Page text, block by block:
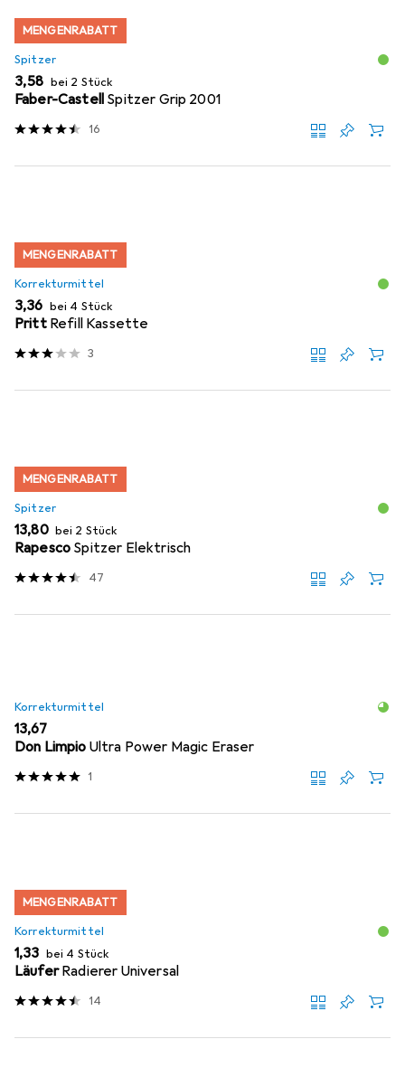
MENGENRABATT
Spitzer
EUR
3,58 bei 2 Stück
Faber-Castell Spitzer Grip 2001
16
MENGENRABATT
Korrekturmittel
EUR
3,36 bei 4 Stück
Pritt Refill Kassette
3
MENGENRABATT
Spitzer
EUR
13,80 bei 2 Stück
Rapesco Spitzer Elektrisch
47
Korrekturmittel
EUR
13,67
Don Limpio Ultra Power Magic Eraser
1
MENGENRABATT
Korrekturmittel
EUR
1,33 bei 4 Stück
Läufer Radierer Universal
14